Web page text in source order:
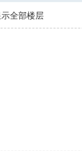
示全部楼层